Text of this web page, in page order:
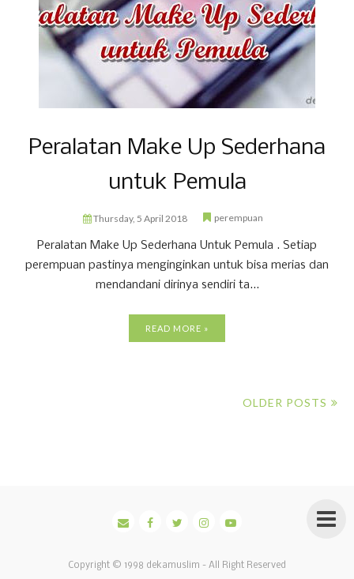
Peralatan Make Up Sederhana
untuk Pemula
Thursday, 5 April 2018 perempuan
Peralatan Make Up Sederhana Untuk Pemula . Setiap
perempuan pastinya menginginkan untuk bisa merias dan
mendandani dirinya sendiri ta...
READ MORE »
OLDER POSTS
Copyright © 1998 dekamuslim - All Right Reserved